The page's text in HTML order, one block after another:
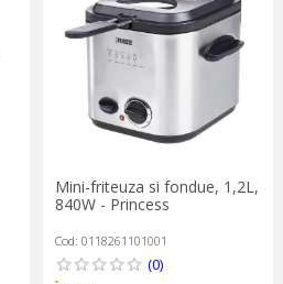
Mini-friteuza si fondue, 1,2L,
840W - Princess
Cod: 0118261101001
(0)